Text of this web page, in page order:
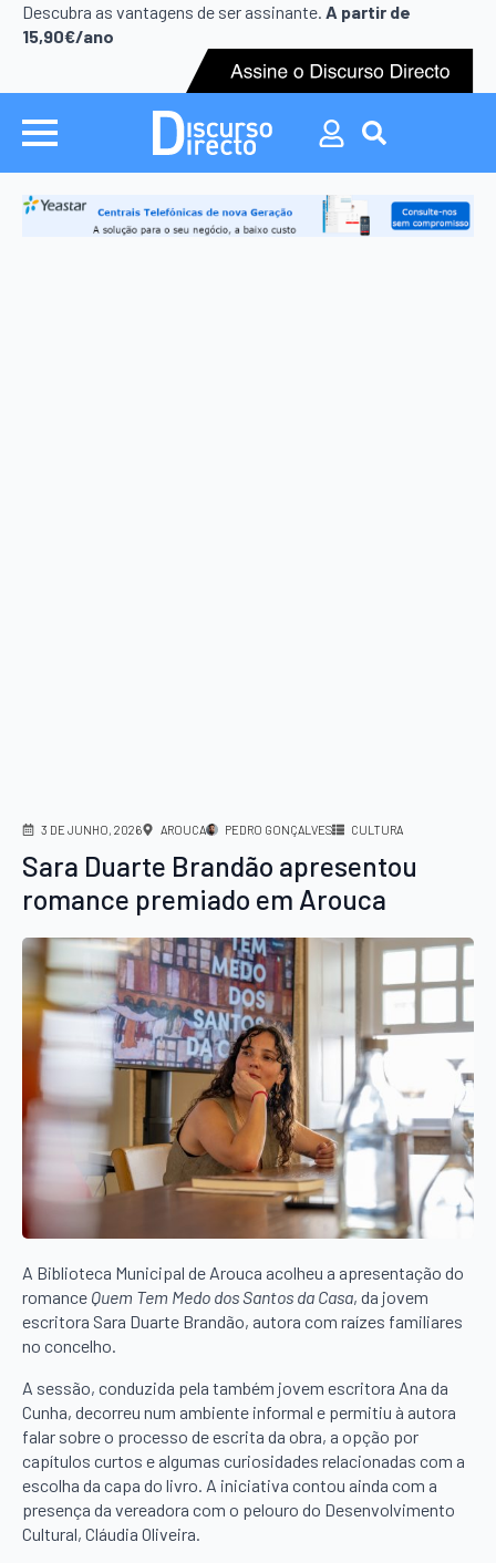
Descubra as vantagens de ser assinante. A partir de
15,90€/ano
Search
for:
Search
3 DE JUNHO, 2026 AROUCA PEDRO GONÇALVES CULTURA
Sara Duarte Brandão apresentou
romance premiado em Arouca
A Biblioteca Municipal de Arouca acolheu a apresentação do
romance Quem Tem Medo dos Santos da Casa, da jovem
escritora Sara Duarte Brandão, autora com raízes familiares
no concelho.
A sessão, conduzida pela também jovem escritora Ana da
Cunha, decorreu num ambiente informal e permitiu à autora
falar sobre o processo de escrita da obra, a opção por
capítulos curtos e algumas curiosidades relacionadas com a
escolha da capa do livro. A iniciativa contou ainda com a
presença da vereadora com o pelouro do Desenvolvimento
Cultural, Cláudia Oliveira.